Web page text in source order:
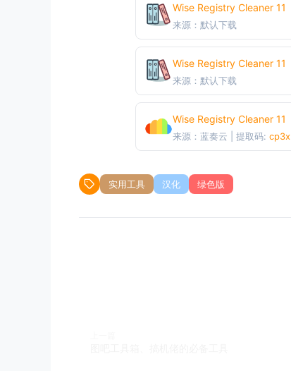
Wise Registry Cleaner 11
来源：默认下载
Wise Registry Cleaner 11
来源：默认下载
Wise Registry Cleaner 11
来源：蓝奏云 | 提取码: cp3x
实用工具 汉化 绿色版